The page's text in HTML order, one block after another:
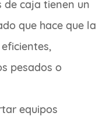
de caja tienen un
que hace que la
pesados o
equipos